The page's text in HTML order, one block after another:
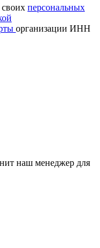
своих персональных
организации ИНН
наш менеджер для